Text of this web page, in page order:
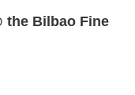
the Bilbao Fine